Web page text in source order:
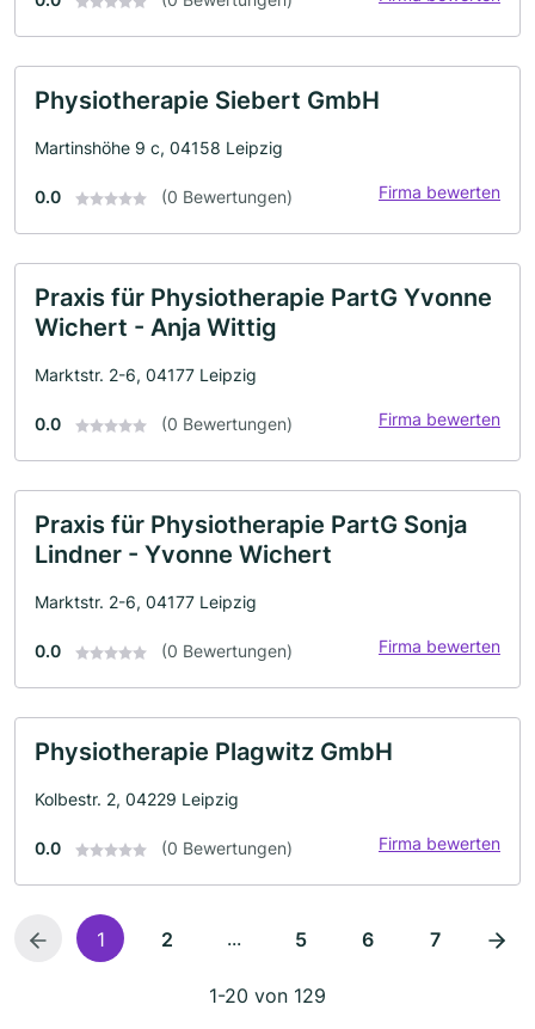
Physiotherapie Siebert GmbH
Martinshöhe 9 c, 04158 Leipzig
0.0 (0 Bewertungen) Firma bewerten
Praxis für Physiotherapie PartG Yvonne
Wichert - Anja Wittig
Marktstr. 2-6, 04177 Leipzig
0.0 (0 Bewertungen) Firma bewerten
Praxis für Physiotherapie PartG Sonja
Lindner - Yvonne Wichert
Marktstr. 2-6, 04177 Leipzig
0.0 (0 Bewertungen) Firma bewerten
Physiotherapie Plagwitz GmbH
Kolbestr. 2, 04229 Leipzig
0.0 (0 Bewertungen) Firma bewerten
1 2 ... 5 6 7
1-20 von 129